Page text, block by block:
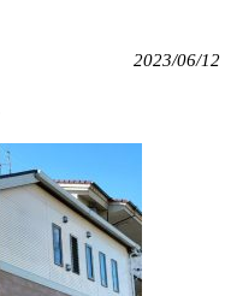
2023/06/12